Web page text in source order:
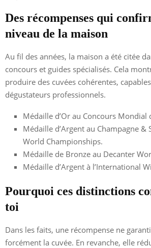
Des récompenses qui
niveau de la maison
Au fil des années, la maison a été citée
concours et guides spécialisés. Cela
produire des cuvées cohérentes,
dégustateurs professionnels.
Médaille d’Or au Concours Mondial
Médaille d’Argent au Champagne &
World Championships.
Médaille de Bronze au Decanter
Médaille d’Argent à l’International
Pourquoi ces distinctions
toi
Dans les faits, une récompense ne
forcément la cuvée. En revanche, elle